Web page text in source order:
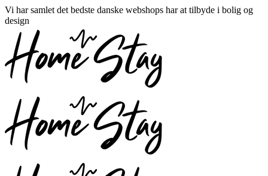
Vi har samlet det bedste danske webshops har at tilbyde i bolig og
design